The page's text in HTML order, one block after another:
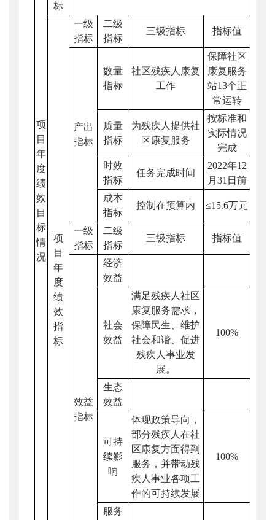
项
目
年
度
绩
效
目
标
情
况
标
项
目
年
度
绩
效
指
标
一级
指标
二级
指标
三级指标 指标值
产出
指标
数量
指标
社区残疾人康复
工作
保障社区
康复服务
站13个正
常运转
质量
指标
为残疾人提供社
区康复服务
按标准和
实际情况
完成
时效
指标
任务完成时间
2022年12
月31日前
成本
指标
控制在预算内 ≤15.6万元
一级
指标
二级
指标
三级指标 指标值
效益
指标
经济
效益
社会
效益
满足残疾人社区
康复服务需求，
保障民生、维护
社会和谐、促进
残疾人事业发
展。
100%
生态
效益
可持
续影
响
体现政策导向，
部分残疾人在社
区康复方面得到
服务，并带动残
疾人事业各项工
作的可持续发展
100%
服务